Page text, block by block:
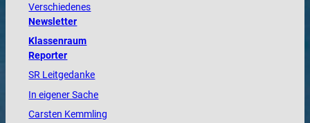
Verschiedenes
Newsletter
Klassenraum
Reporter
SR Leitgedanke
In eigener Sache
Carsten Kemmling